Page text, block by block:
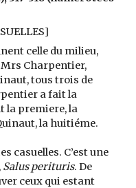
celle du milieu,
Mrs Charpentier,
tous trois de
a fait la
la premiere, la
la huitiéme.
casuelles. C’est une
Salus perituris. De
ceux qui estant